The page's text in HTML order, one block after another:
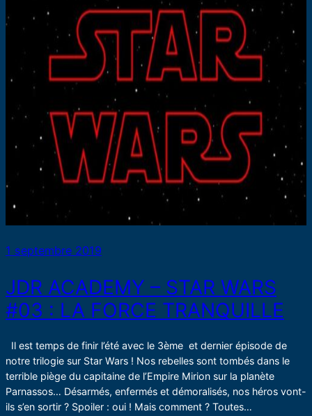
1 septembre 2019
JDR ACADEMY – STAR WARS
#03 : LA FORCE TRANQUILLE
Il est temps de finir l’été avec le 3ème et dernier épisode de
notre trilogie sur Star Wars ! Nos rebelles sont tombés dans le
terrible piège du capitaine de l’Empire Mirion sur la planète
Parnassos… Désarmés, enfermés et démoralisés, nos héros vont-
ils s’en sortir ? Spoiler : oui ! Mais comment ? Toutes…